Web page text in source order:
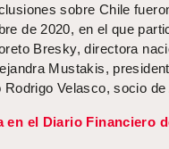
sobre Chile
de 2020, en el que
Bresky, directora
Mustakis,
Rodrigo Velasco, socio
en el Diario Financiero